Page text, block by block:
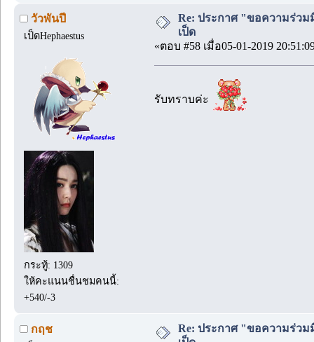
วัวพันปี
เป็ดHephaestus
กระทู้: 1309
ให้คะแนนชื่นชมคนนี้:
+540/-3
Re: ประกาศ "ขอความร่ว
เป็ด
«ตอบ #58 เมื่อ05-01-2019
รับทราบค่ะ
กฤช
Re: ประกาศ "ขอความร่ว